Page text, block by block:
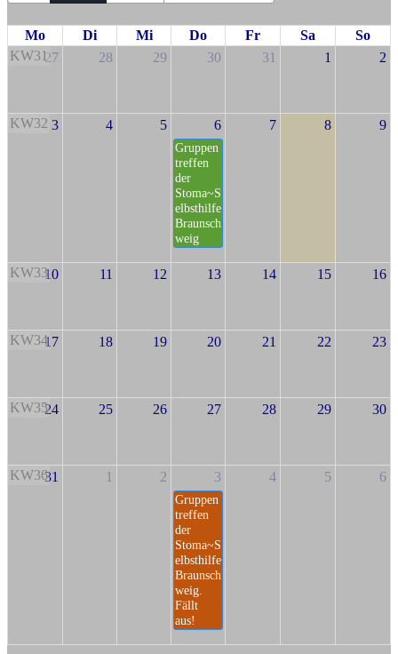
Mo Di Mi Do Fr Sa
So
KW3127 28 29 30 31 1 2
KW32 3 4 5 6
Gruppen
treffen
der
Stoma~S
elbsthilfe
Braunsch
weig
7 8 9
KW3310 11 12 13 14 15 16
KW3417 18 19 20 21 22 23
KW3524 25 26 27 28 29 30
KW3631 1 2 3
Gruppen
treffen
der
Stoma~S
elbsthilfe
Braunsch
weig.
Fällt
aus!
4 5 6